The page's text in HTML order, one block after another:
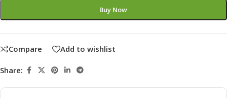
Buy Now
Compare Add to wishlist
Share: